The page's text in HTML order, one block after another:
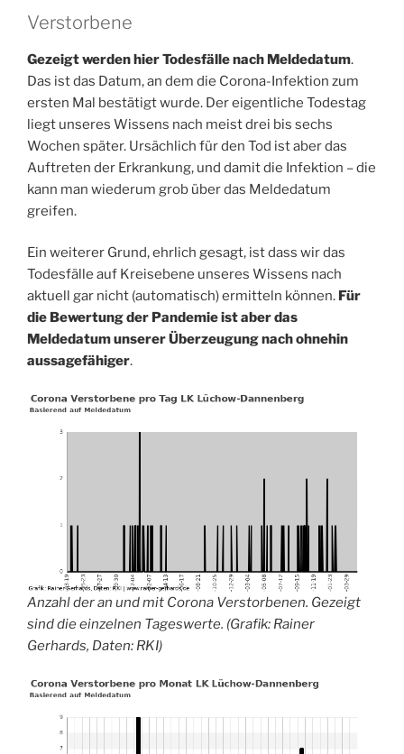
Verstorbene
Gezeigt werden hier Todesfälle nach Meldedatum.
Das ist das Datum, an dem die Corona-Infektion zum
ersten Mal bestätigt wurde. Der eigentliche Todestag
liegt unseres Wissens nach meist drei bis sechs
Wochen später. Ursächlich für den Tod ist aber das
Auftreten der Erkrankung, und damit die Infektion – die
kann man wiederum grob über das Meldedatum
greifen.
Ein weiterer Grund, ehrlich gesagt, ist dass wir das
Todesfälle auf Kreisebene unseres Wissens nach
aktuell gar nicht (automatisch) ermitteln können. Für
die Bewertung der Pandemie ist aber das
Meldedatum unserer Überzeugung nach ohnehin
aussagefähiger.
Anzahl der an und mit Corona Verstorbenen. Gezeigt
sind die einzelnen Tageswerte. (Grafik: Rainer
Gerhards, Daten: RKI)